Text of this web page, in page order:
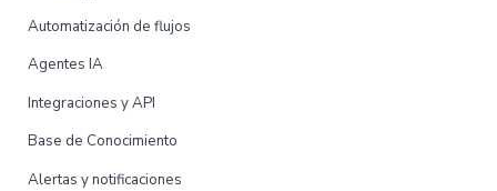
Automatización de flujos
Agentes IA
Integraciones y API
Base de Conocimiento
Alertas y notificaciones